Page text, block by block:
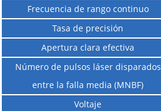
Frecuencia de rango continuo
Tasa de precisión
Apertura clara efectiva
Número de pulsos láser disparados
entre la falla media (MNBF)
Voltaje